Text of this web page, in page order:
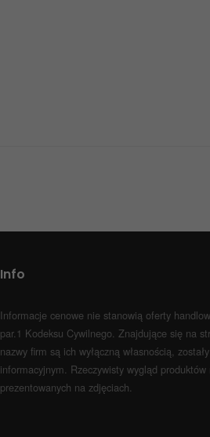
Info
Informacje cenowe nie stanowią oferty
par.1 Kodeksu Cywilnego. Znajdujące się na
nazwy firm są ich wyłączną własnością,
informacyjnym. Rzeczywisty wygląd
prezentowanych na zdjęciach.